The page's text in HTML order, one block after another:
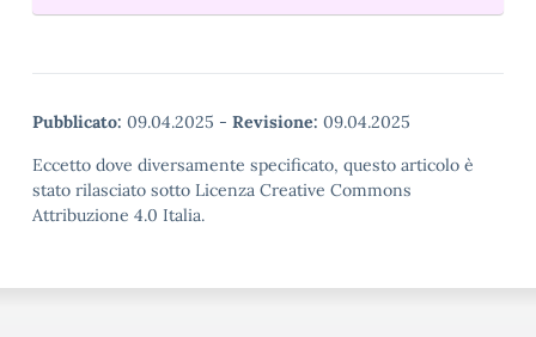
Pubblicato: 09.04.2025 - Revisione: 09.04.2025
Eccetto dove diversamente specificato, questo articolo è
stato rilasciato sotto Licenza Creative Commons
Attribuzione 4.0 Italia.